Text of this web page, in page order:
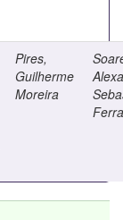
Pires,
Guilherme
Moreira